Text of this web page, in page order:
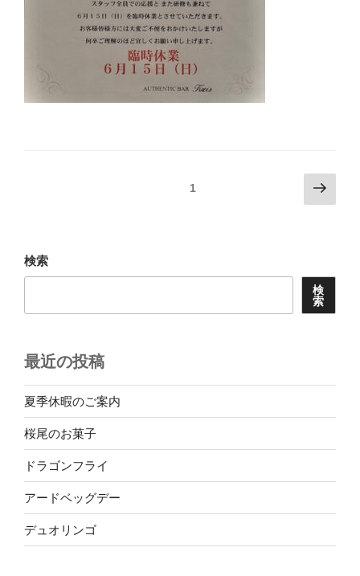
ビ
ゲ
シ
ン
1
次
の
検索
検
索
最近の投稿
夏季休暇のご案内
桜尾のお菓子
ドラゴンフライ
アードベッグデー
デュオリンゴ